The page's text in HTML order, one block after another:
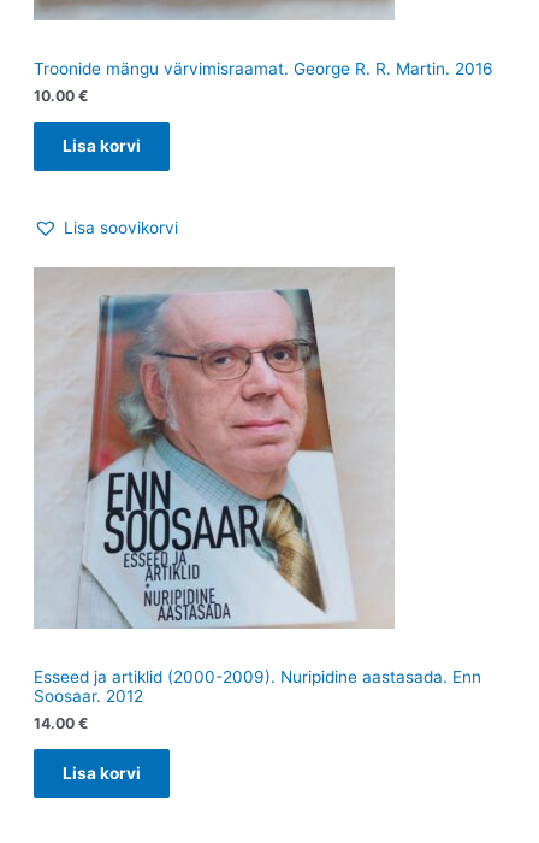
Troonide mängu värvimisraamat. George R. R. Martin. 2016
10.00 €
Lisa korvi
Lisa soovikorvi
Esseed ja artiklid (2000-2009). Nuripidine aastasada. Enn
Soosaar. 2012
14.00 €
Lisa korvi